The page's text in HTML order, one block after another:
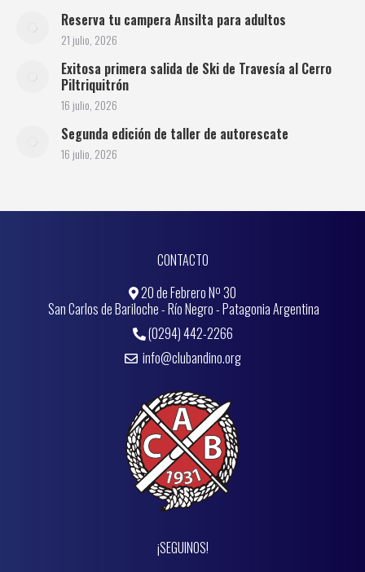
Reserva tu campera Ansilta para adultos
21 julio, 2026
Exitosa primera salida de Ski de Travesía al Cerro
Piltriquitrón
16 julio, 2026
Segunda edición de taller de autorescate
16 julio, 2026
CONTACTO
20 de Febrero Nº 30
San Carlos de Bariloche - Río Negro - Patagonia Argentina
(0294) 442-2266
info@clubandino.org
¡SEGUINOS!